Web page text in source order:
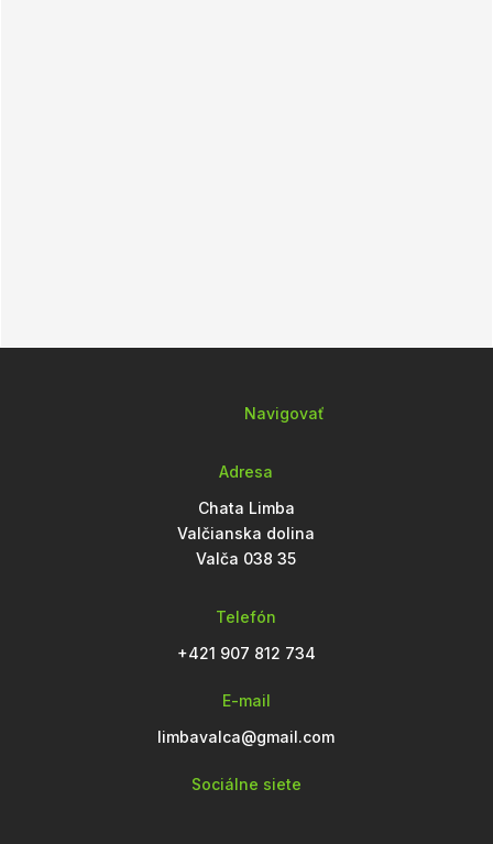
Navigovať
Adresa
Chata Limba
Valčianska dolina
Valča 038 35
Telefón
+421 907 812 734
E-mail
limbavalca@gmail.com
Sociálne siete